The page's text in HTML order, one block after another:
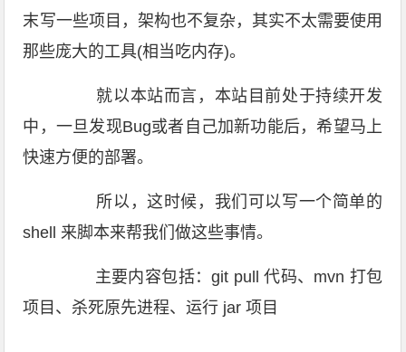
末写一些项目，架构也不复杂，其实不太需要使用
那些庞大的工具(相当吃内存)。
就以本站而言，本站目前处于持续开发
中，一旦发现Bug或者自己加新功能后，希望马上
快速方便的部署。
所以，这时候，我们可以写一个简单的
shell 来脚本来帮我们做这些事情。
主要内容包括：git pull 代码、mvn 打包
项目、杀死原先进程、运行 jar 项目